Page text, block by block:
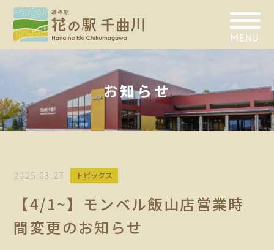
MENU
お知らせ
2025.03.27 トピックス
【4/1~】モンベル飯山店営業時
間変更のお知らせ